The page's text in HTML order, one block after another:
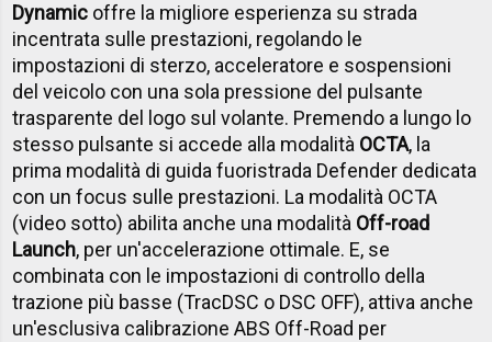
Dynamic offre la migliore esperienza su strada
incentrata sulle prestazioni, regolando le
impostazioni di sterzo, acceleratore e sospensioni
del veicolo con una sola pressione del pulsante
trasparente del logo sul volante. Premendo a lungo lo
stesso pulsante si accede alla modalità OCTA, la
prima modalità di guida fuoristrada Defender dedicata
con un focus sulle prestazioni. La modalità OCTA
(video sotto) abilita anche una modalità Off-road
Launch, per un'accelerazione ottimale. E, se
combinata con le impostazioni di controllo della
trazione più basse (TracDSC o DSC OFF), attiva anche
un'esclusiva calibrazione ABS Off-Road per